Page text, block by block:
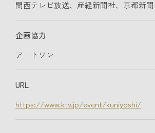
関西テレビ放送、産経新聞社、京都新
企画協力
アートワン
URL
https://www.ktv.jp/event/kuniyoshi/